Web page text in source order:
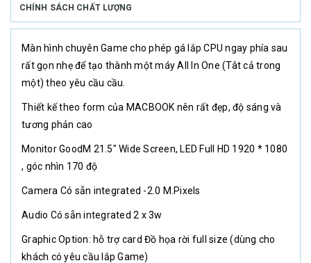
CHÍNH SÁCH CHẤT LƯỢNG
Màn hình chuyên Game cho phép gá lắp CPU ngay phía sau
rất gọn nhẹ để tạo thành một máy All In One (Tât cả trong
một) theo yêu cầu cầu.
Thiết kế theo form của MACBOOK nên rất đẹp, độ sáng và
tương phản cao
Monitor GoodM 21.5" Wide Screen, LED Full HD 1920 * 1080
, góc nhìn 170 độ
Camera Có sẵn integrated -2.0 M.Pixels
Audio Có sẵn integrated 2 x 3w
Graphic Option: hỗ trợ card Đồ họa rời full size (dùng cho
khách có yêu cầu lắp Game)